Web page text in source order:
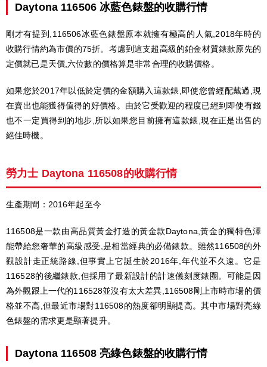
Daytona 116506 冰藍色錶盤的收購行情
剛才有提到,116506冰藍色錶盤原本就擁有極高的人氣,2018年時的
收購行情約為市價的75折。考慮到這支超高級的鉑金材質錶款原先的
定價就已是天價,六位數的價格算是非常合理的收購價格。
如果您於2017年以低於定價的金額購入這款錶,即使您曾經配戴過,現
在賣出也能獲得值得的好價格。由於它受歡迎的程度已經到即使有錢
也不一定買得到的地步,所以如果您目前擁有這款錶,現在正是出售的
絕佳時機。
勞力士 Daytona 116508的收購行情
生產期間：2016年起至今
116508是一款由高品質黃金打造的黃金款Daytona,黃金的獨特色澤
能帶給您奢華的高級感受,是相當經典的必備錶款。雖然116508的外
觀設計走正統路線,但事實上它誕生於2016年,年代並不久遠。它是
116528的後繼錶款,但採用了最新設計的計速儀刻度錶圈。可能是因
為外觀跟上一代的116528並沒有太大差異,116508剛上市時市場的價
格並不高,但最近市場對116508的熱度卻明顯提高。其中市場對亮綠
色錶盤的需求更是顯著提升。
Daytona 116508 亮綠色錶盤的收購行情